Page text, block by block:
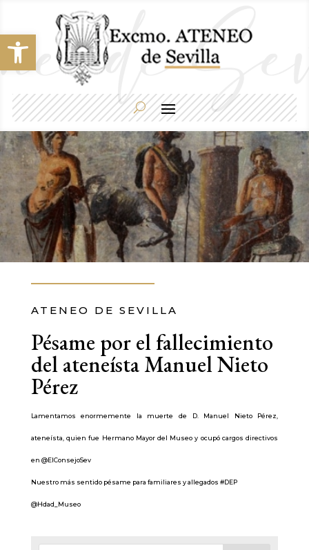
Abrir barra de herramientas
ATENEO DE SEVILLA
Pésame por el fallecimiento
del ateneísta Manuel Nieto
Pérez
Lamentamos enormemente la muerte de D. Manuel Nieto Pérez,
ateneísta, quien fue Hermano Mayor del Museo y ocupó cargos directivos
en @ElConsejoSev
Nuestro más sentido pésame para familiares y allegados #DEP
@Hdad_Museo